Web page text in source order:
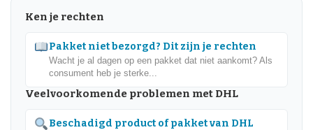
Ken je rechten
Pakket niet bezorgd? Dit zijn je rechten
Wacht je al dagen op een pakket dat niet aankomt? Als
consument heb je sterke...
Veelvoorkomende problemen met DHL
Beschadigd product of pakket van DHL